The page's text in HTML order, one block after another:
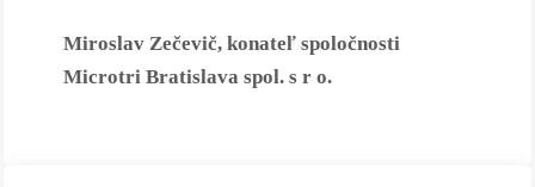
Miroslav Zečevič, konateľ spoločnosti
Microtri Bratislava spol. s r o.